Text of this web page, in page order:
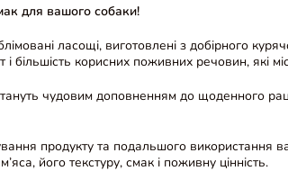
для вашого собаки!
ласощі, виготовлені з добірного
більшість корисних поживних речовин, які
чудовим доповненням до щоденного
продукту та подальшого використання
його текстуру, смак і поживну цінність.